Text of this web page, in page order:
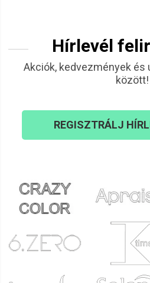
Hírlevél
Akciók, kedvezmények és
között!
REGISZTRÁLJ